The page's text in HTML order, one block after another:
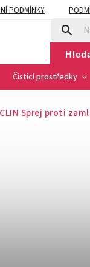
PODMÍNKY
Čisticí prostředky
CLIN Sprej proti